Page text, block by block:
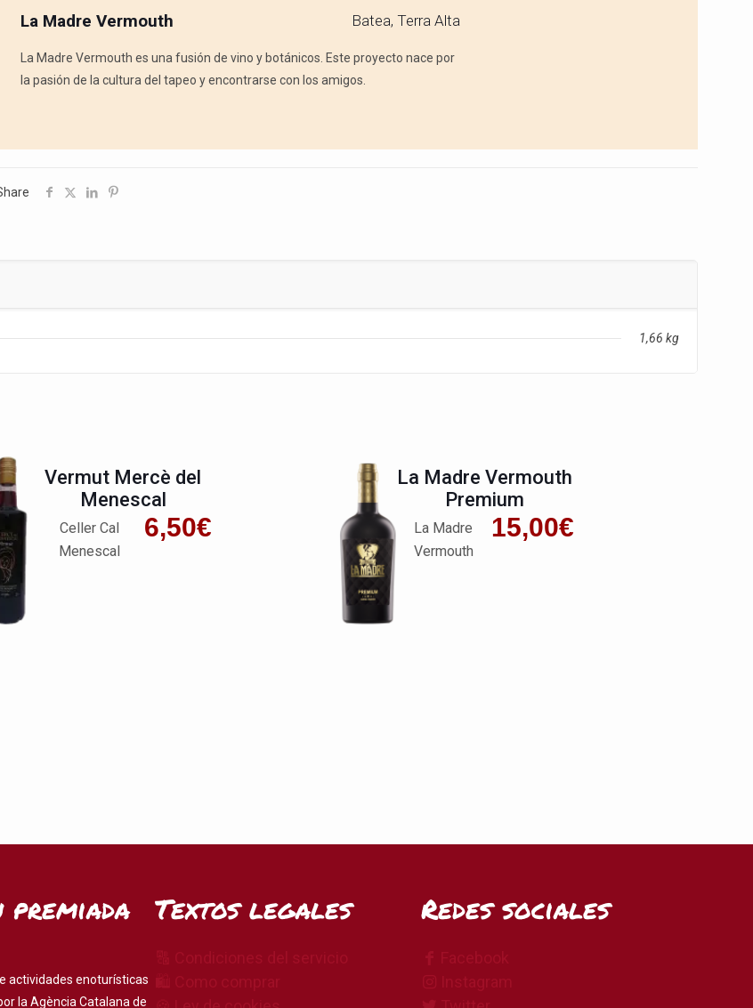
La Madre Vermouth Batea, Terra Alta
La Madre Vermouth es una fusión de vino y botánicos. Este proyecto nace por
la pasión de la cultura del tapeo y encontrarse con los amigos.
1,66 kg
Vermut Mercè del
Menescal
6,50€
Celler Cal
Menescal
La Madre Vermouth
Premium
15,00€
La Madre
Vermouth
premiada
actividades enoturísticas
la Agència Catalana de
Textos legales Redes sociales